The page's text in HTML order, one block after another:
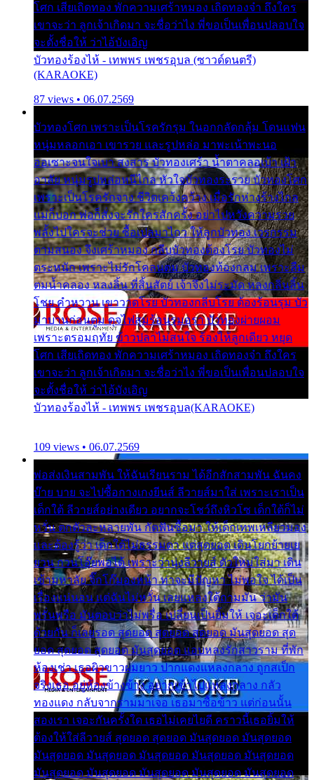
โศก เสียเถิดทอง พักความเศร้าหมอง เถิดทองจ๋า ถึงใคร
เขาจะว่า ลูกเจ้าเกิดมา จะชื่อว่าไง พี่ขอเป็นเพื่อนปลอบใจ
จะตั้งชื่อให้ ว่าไอ้บังเอิญ
บัวทองร้องไห้ - เทพพร เพชรอุบล (ซาวด์ดนตรี)
(KARAOKE)
87 views • 06.07.2569
บัวทองโศก เพราะเป็นโรครักรุม ในอกกลัดกลุ้ม โดนแฟน
หนุ่มหลอกเอา เขารวย และรูปหล่อ มาพะเน้าพะนอ
ออเซาะจนใจเบา สงสาร บัวทองเศร้า น้ำตาคลอเบ้า เฝ้า
อาลัย หนุ่มรูปหล่อหนีไกล หัวใจบัวทองระรวย บัวทองโศก
เพราะเป็นโรครักจาง ชีวิตเคว้งคว้าง เมื่อรักห่างร้างไกล
แม่ก็บอก พ่อก็สั่งจะรักใครสักครั้ง อย่าไปหวังความรวย
พลั้งไปใครจะช่วย ซื้อเปลมาไกว ให้ลูกบัวทอง เวรกรรม
ตามสนอง จึงเศร้าหมอง กลีบบัวทองต้องโรย บัวทองไม่
ตระหนัก เพราะไม่รักโคลนตม บัวทองท้องกลม เพราะลืม
ตมน้ำคลอง หลงลิ้น ที่สิ้นสัตย์ เจ้าจึงไม่ระมัด หลงกลิ่นลิ้น
โชย คำหวาน เขาวาดโรย บัวทองกลีบโรย ต้องร้อนรุม บัว
มาบานก่อนตูม ดุจไฟสุมร้อนรุมอุรา บัวทองผ่ายผอม
เพราะตรอมฤทัย ข้าวปลาไม่สนใจ ร้องไห้ลูกเดียว หยุด
โศก เสียเถิดทอง พักความเศร้าหมอง เถิดทองจ๋า ถึงใคร
เขาจะว่า ลูกเจ้าเกิดมา จะชื่อว่าไง พี่ขอเป็นเพื่อนปลอบใจ
จะตั้งชื่อให้ ว่าไอ้บังเอิญ
บัวทองร้องไห้ - เทพพร เพชรอุบล(KARAOKE)
109 views • 06.07.2569
พ่อส่งเงินสามพัน ให้ฉันเรียนราม ได้อีกสักสามพัน ฉันคง
บ๊าย บาย จะไปซื้อกางเกงยีนส์ ลีวายส์มาใส่ เพราะเราเป็น
เด็กใต้ ลีวายส์อย่างเดียว อยากจะโชว์ถึงหิวโซ เด็กใต้ก็ไม่
หวั่น ตกตัวละหลายพัน กัดฟันซื้อมา ให้เด็กเทพเหลียวมอง
และต้องรู้ว่า เด็กใต้ไม่ธรรมดา แต่สุดยอด เดินโยกย้ายเย
ยวน กวนโอ๊ยพอได้ เพราะว่านุ่งลีวายส์ ตัวใหม่ใส่มา เดิน
เข้ามหาลัย จิ๊กโก๊มองหน้า ท่าจะมีปัญหา ไม่พอใจ ได้เป็น
เรื่องแน่นอน แต่ฉันไม่หวั่น เลยแหลงใต้ถามมัน ว่ามัน
พรั่นพรือ มันตอบว่าไม่พรื่อ เปลี่ยนเป็นยิ้มให้ เจอะเด็กใต้
ด้วยกัน ก็เลยรอด สุดยอด สุดยอด สุดยอด มันสุดยอด สุด
ยอด สุดยอด สุดยอด มันสุดยอด แอบหลงรักสาวราม ที่พัก
ห้องเช่า เธอผิวขาวผมยาว ปากแดงแหลงกลาง ถูกสเป็ก
จริงเธอ อยู่ห้องข้างข้าง อยากเข้าไปแหลงกลาง กลัว
ทองแดง กลับจากรามมาเจอ เธอมาซื้อข้าว แต่ก่อนนั้น
สองเรา เจอะกันครั้งใด เธอไม่เคยไยดี คราวนี้เธอยิ้มให้
ต้องให้ใส่ลีวายส์ สุดยอด สุดยอด มันสุดยอด มันสุดยอด
มันสุดยอด มันสุดยอด มันสุดยอด มันสุดยอด มันสุดยอด
มันสุดยอด มันสุดยอด มันสุดยอด มันสุดยอด มันสุดยอด